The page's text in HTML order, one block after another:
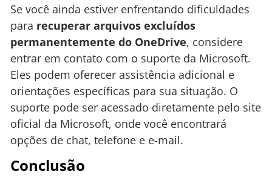
Se você ainda estiver enfrentando dificuldades
para recuperar arquivos excluídos
permanentemente do OneDrive, considere
entrar em contato com o suporte da Microsoft.
Eles podem oferecer assistência adicional e
orientações específicas para sua situação. O
suporte pode ser acessado diretamente pelo site
oficial da Microsoft, onde você encontrará
opções de chat, telefone e e-mail.
Conclusão